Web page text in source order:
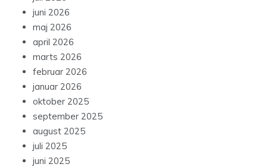
juni 2026
maj 2026
april 2026
marts 2026
februar 2026
januar 2026
oktober 2025
september 2025
august 2025
juli 2025
juni 2025